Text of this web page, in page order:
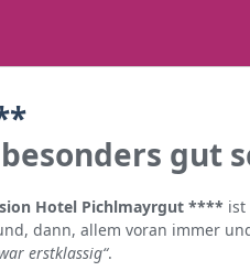
gut
Hotel Pichlmayrgut **** ist
dann, allem voran immer
erstklassig“.